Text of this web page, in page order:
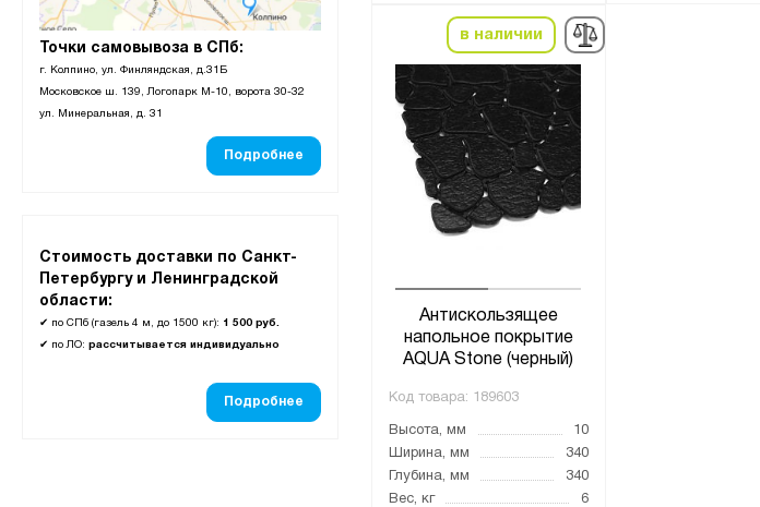
Точки самовывоза в СПб:
г. Колпино, ул. Финляндская, д.31Б
Московское ш. 139, Логопарк М-10, ворота 30-32
ул. Минеральная, д. 31
Подробнее
Стоимость доставки по Санкт-
Петербургу и Ленинградской
области:
✔ по СПб (газель 4 м, до 1500 кг): 1 500 руб.
✔ по ЛО: рассчитывается индивидуально
Подробнее
в наличии
Антискользящее
напольное покрытие
AQUA Stone (черный)
Код товара: 189603
Высота, мм
10
Ширина, мм
340
Глубина, мм
340
Вес, кг
6